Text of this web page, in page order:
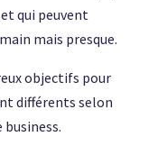
qui peuvent
mais presque.
objectifs pour
différents selon